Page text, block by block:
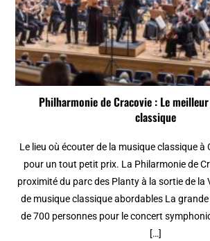
Philharmonie de Cracovie : Le
classique
Le lieu où écouter de la musique classique à
pour un tout petit prix. La Philarmonie de
proximité du parc des Planty à la sortie de la
de musique classique abordables La
de 700 personnes pour le concert
[…]